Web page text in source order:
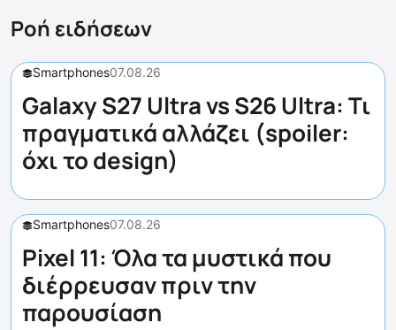
Ροή ειδήσεων
Smartphones07.08.26
Galaxy S27 Ultra vs S26 Ultra: Τι
πραγματικά αλλάζει (spoiler:
όχι το design)
Smartphones07.08.26
Pixel 11: Όλα τα μυστικά που
διέρρευσαν πριν την
παρουσίαση